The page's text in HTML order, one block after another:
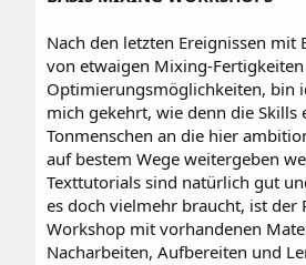
Nach den letzten Ereignissen mit
von etwaigen Mixing-
Optimierungsmöglichkeiten, bin
mich gekehrt, wie denn die Skills
Tonmenschen an die hier
auf bestem Wege weitergeben
Texttutorials sind natürlich gut
es doch vielmehr braucht, ist der
Workshop mit vorhandenen
Nacharbeiten, Aufbereiten und